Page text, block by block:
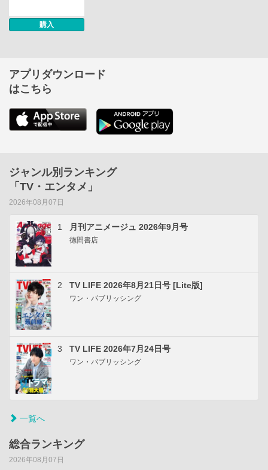
購入
アプリダウンロード
はこちら
ジャンル別ランキング
「TV・エンタメ」
2026年08月07日
1 月刊アニメージュ 2026年9月号
徳間書店
2 TV LIFE 2026年8月21日号 [Lite版]
ワン・パブリッシング
3 TV LIFE 2026年7月24日号
ワン・パブリッシング
一覧へ
総合ランキング
2026年08月07日